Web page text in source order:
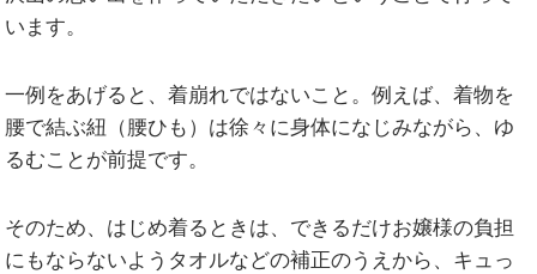
います。
一例をあげると、着崩れではないこと。例えば、着物を
腰で結ぶ紐（腰ひも）は徐々に身体になじみながら、ゆ
るむことが前提です。
そのため、はじめ着るときは、できるだけお嬢様の負担
にもならないようタオルなどの補正のうえから、キュっ